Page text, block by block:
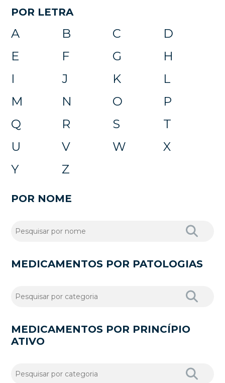
POR LETRA
A B C
D
E
F G
H
I
J K
L
M
N O
P
Q
R S
T
U
V W
X
Y
Z
POR NOME
MEDICAMENTOS POR PATOLOGIAS
MEDICAMENTOS POR PRINCÍPIO
ATIVO